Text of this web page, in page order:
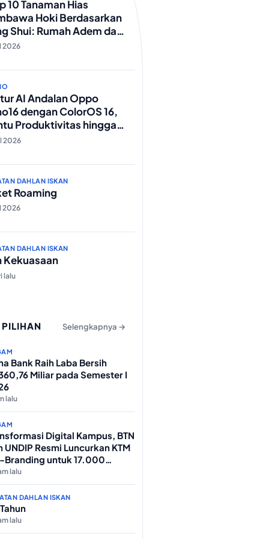
10 Tanaman Hias
Hoki Berdasarkan
Shui: Rumah Adem dan
Lancar!
2026
AI Andalan Oppo
dengan ColorOS 16,
Produktivitas hingga
Foto Lebih Praktis
2026
DAHLAN ISKAN
Roaming
2026
DAHLAN ISKAN
Kekuasaan
lalu
PILIHAN Selengkapnya →
Bank Raih Laba Bersih
Miliar pada Semester I
lalu
Digital Kampus, BTN
UNDIP Resmi Luncurkan KTM
Branding untuk 17.000
Baru
lalu
DAHLAN ISKAN
lalu